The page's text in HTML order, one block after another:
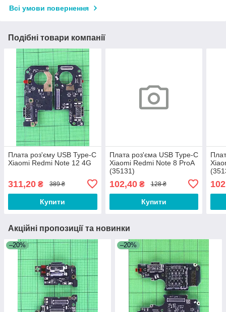
Всі умови повернення
Подібні товари компанії
Плата роз'єму USB Type-C
Xiaomi Redmi Note 12 4G
311,20 ₴ 389 ₴
Купити
Плата роз'єма USB Type-C
Xiaomi Redmi Note 8 ProA
(35131)
102,40₴ 128 ₴
Купити
Акційні пропозиції та новинки
–20% –20%